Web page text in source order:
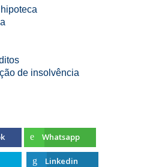
de insolvência
Whatsapp
Linkedin